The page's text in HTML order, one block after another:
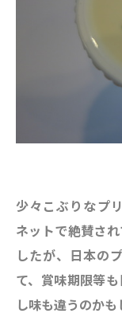
少々こぶりなプ
ネットで絶賛さ
したが、日本の
て、賞味期限等
し味も違うのかも